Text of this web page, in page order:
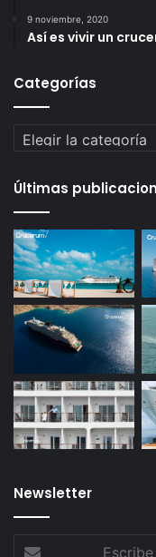
9 noviembre, 2020
Así es vivir un
Categorías
Categorías
Últimas
Newsletter